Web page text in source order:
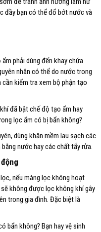
đầy bạn có thể đổ bớt nước và
phải dùng đến khay chứa
nhân có thể do nước trong
kiểm tra xem bộ phận tạo
đã bật chế độ tạo ẩm hay
lọc ẩm có bị bẩn không?
dùng khăn mềm lau sạch các
nước hay các chất tẩy rửa.
nếu màng lọc không hoạt
không được lọc không khí gây
trong gia đình. Đặc biệt là
bẩn không? Bạn hay vệ sinh